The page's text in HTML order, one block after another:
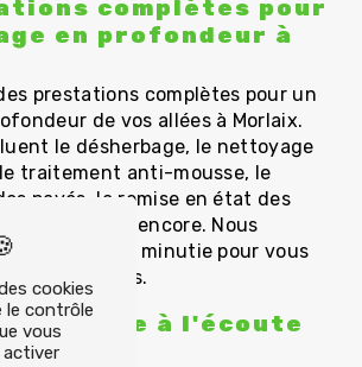
complètes pour
en profondeur à
prestations complètes pour un
de vos allées à Morlaix.
le désherbage, le nettoyage
traitement anti-mousse, le
pavés, la remise en état des
et bien plus encore. Nous
efficacité et minutie pour vous
impeccables.
clientèle à l'écoute
cookies
le contrôle
vous